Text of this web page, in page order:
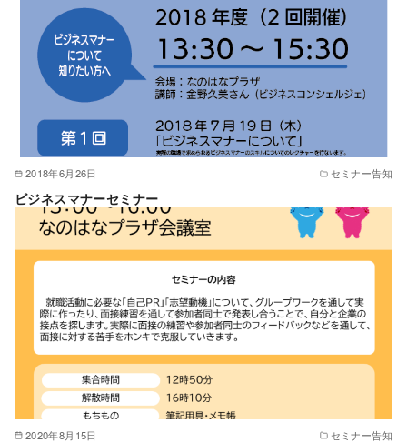
2018年6月26日 セミナー告知
ビジネスマナーセミナー
2020年8月15日 セミナー告知